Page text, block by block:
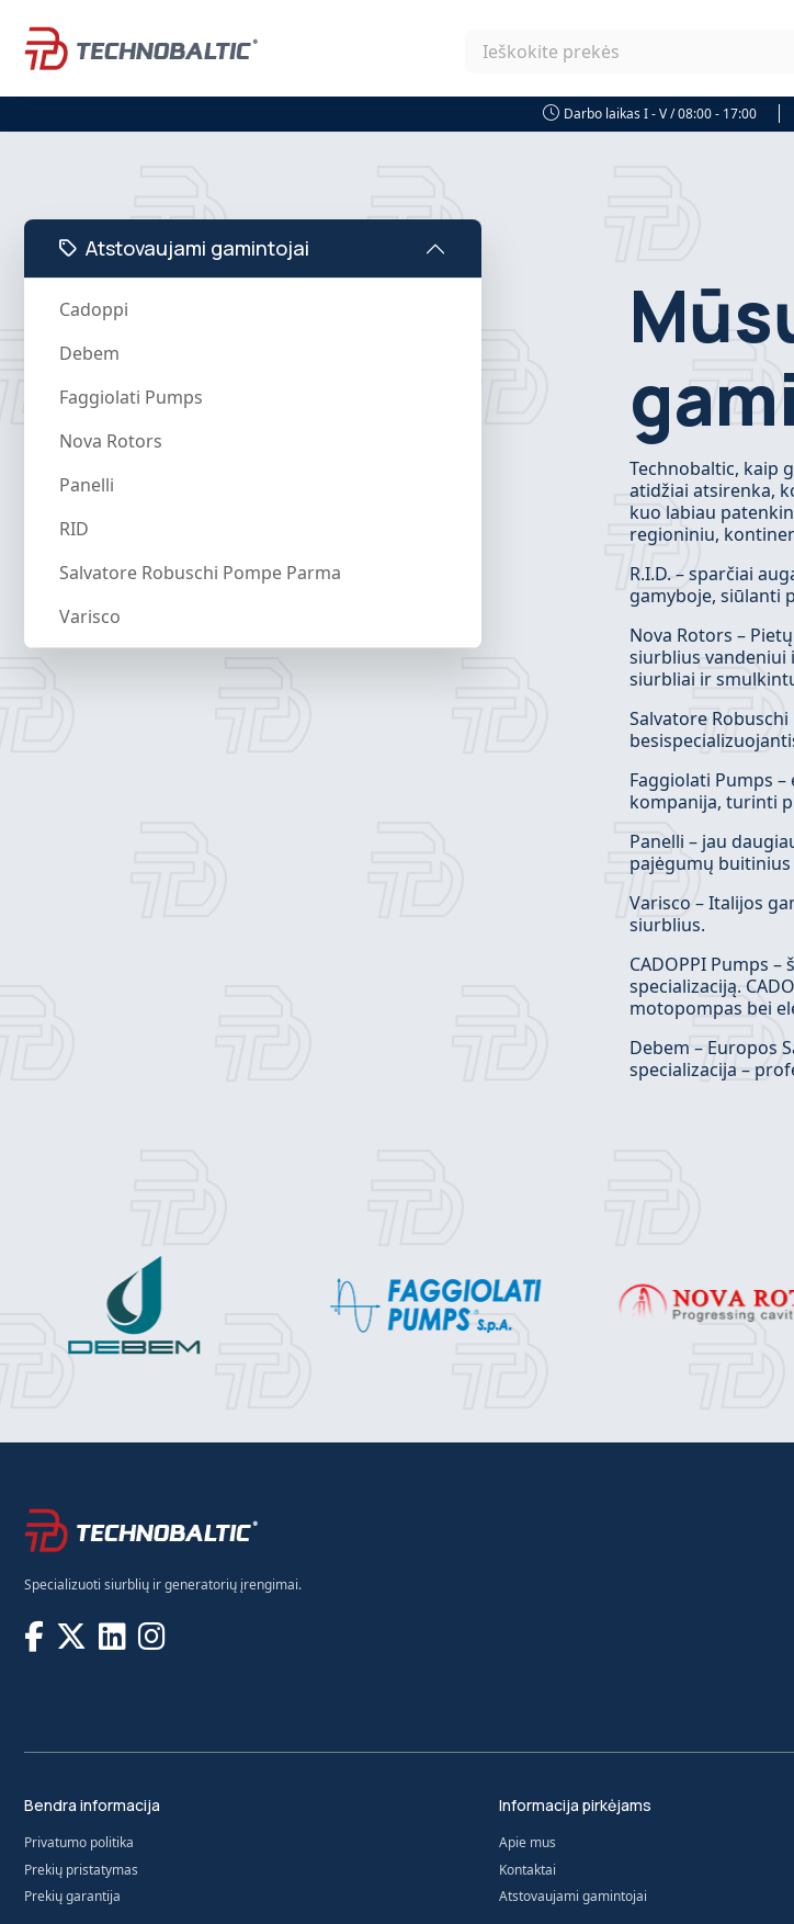
Darbo laikas I - V / 08:00 - 17:00
Technobaltic, kaip
atidžiai atsirenka,
kuo labiau
regioniniu,
R.I.D. – sparčiai
gamyboje, siūlanti
Nova Rotors –
siurblius vandeniui
siurbliai ir
Salvatore
Faggiolati Pumps
kompanija, turinti
Panelli – jau
pajėgumų
Varisco – Italijos
siurblius.
CADOPPI Pumps
specializaciją.
motopompas bei
Debem – Europos
specializacija –
Atstovaujami gamintojai
Cadoppi
Debem
Faggiolati Pumps
Nova Rotors
Panelli
RID
Salvatore Robuschi Pompe Parma
Varisco
Specializuoti siurblių ir generatorių įrengimai.
Bendra informacija
Privatumo politika
Prekių pristatymas
Prekių garantija
Informacija pirkėjams
Apie mus
Kontaktai
Atstovaujami gamintojai